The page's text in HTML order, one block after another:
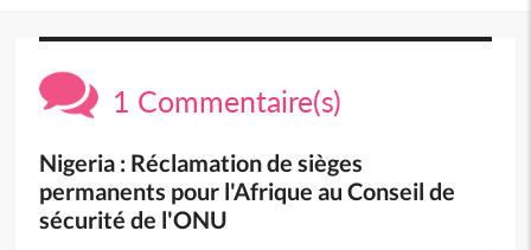
1 Commentaire(s)
Nigeria : Réclamation de sièges
permanents pour l'Afrique au Conseil de
sécurité de l'ONU